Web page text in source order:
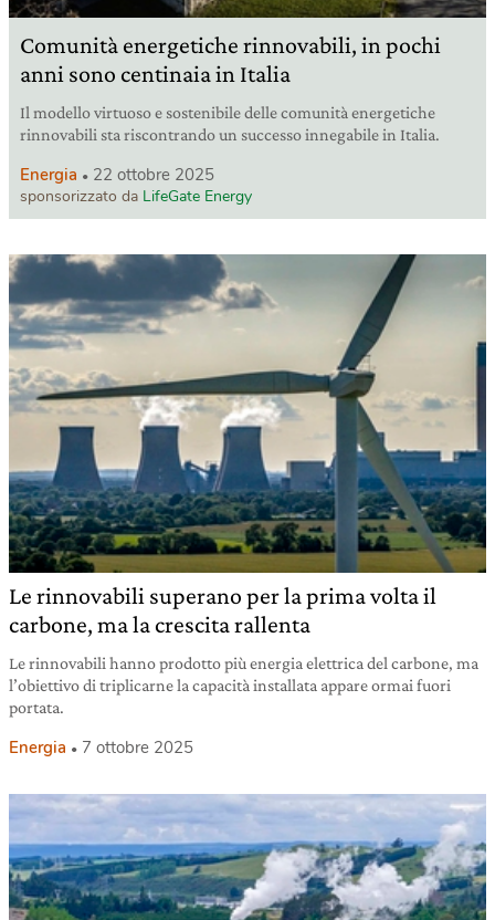
Comunità energetiche rinnovabili, in pochi
anni sono centinaia in Italia
Il modello virtuoso e sostenibile delle comunità energetiche
rinnovabili sta riscontrando un successo innegabile in Italia.
Energia 22 ottobre 2025
sponsorizzato da LifeGate Energy
Le rinnovabili superano per la prima volta il
carbone, ma la crescita rallenta
Le rinnovabili hanno prodotto più energia elettrica del carbone, ma
l’obiettivo di triplicarne la capacità installata appare ormai fuori
portata.
Energia 7 ottobre 2025